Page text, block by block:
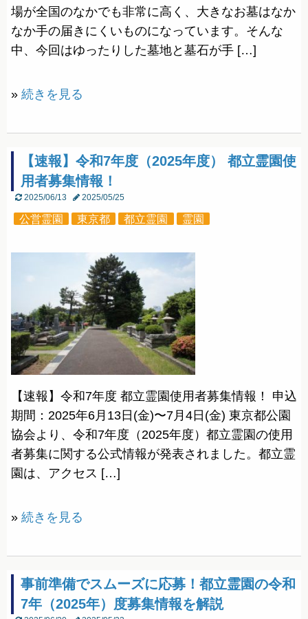
場が全国のなかでも非常に高く、大きなお墓はなか
なか手の届きにくいものになっています。そんな
中、今回はゆったりした墓地と墓石が手 […]
» 続きを見る
【速報】令和7年度（2025年度） 都立霊園使
用者募集情報！
2025/06/13 2025/05/25
公営霊園 東京都 都立霊園 霊園
【速報】令和7年度 都立霊園使用者募集情報！ 申込
期間：2025年6月13日(金)〜7月4日(金) 東京都公園
協会より、令和7年度（2025年度）都立霊園の使用
者募集に関する公式情報が発表されました。都立霊
園は、アクセス […]
» 続きを見る
事前準備でスムーズに応募！都立霊園の令和
7年（2025年）度募集情報を解説